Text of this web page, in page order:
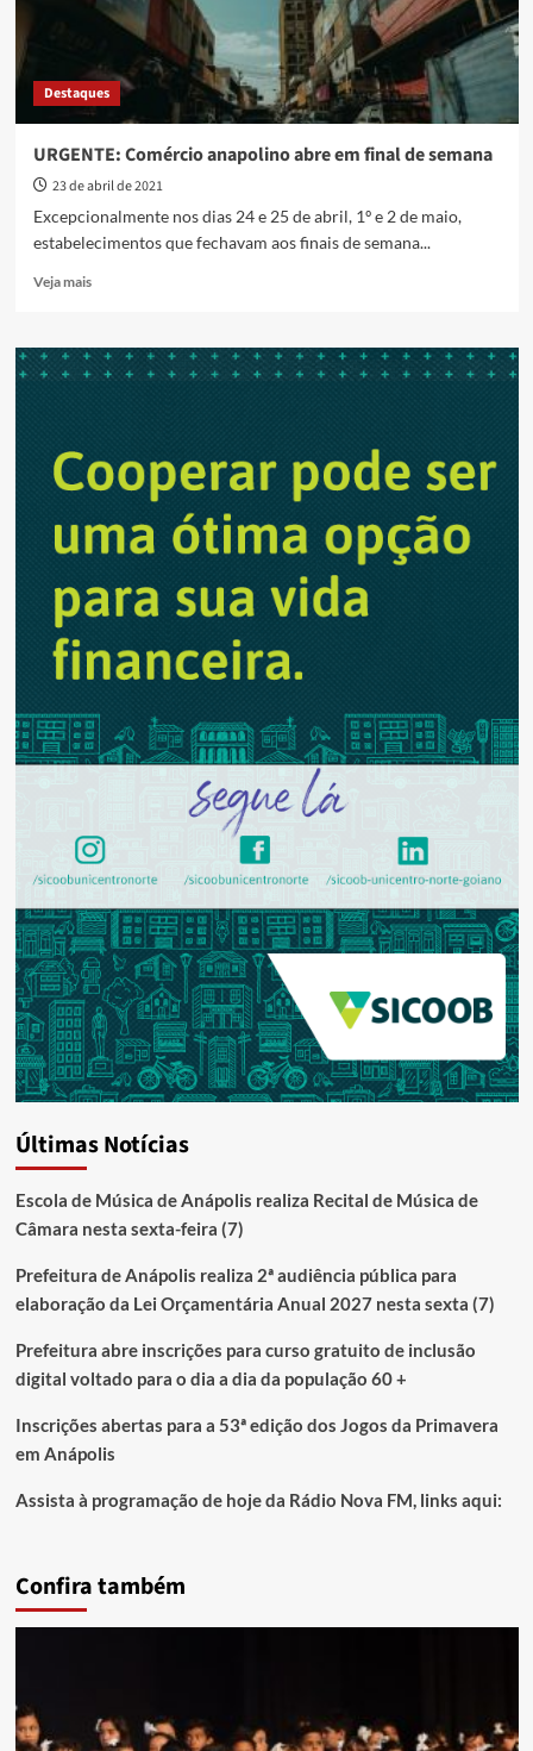
Destaques
URGENTE: Comércio anapolino abre em final de semana
23 de abril de 2021
Excepcionalmente nos dias 24 e 25 de abril, 1º e 2 de maio,
estabelecimentos que fechavam aos finais de semana...
Veja maisRead
URGENTE:
Comércio
final
de
Últimas Notícias
Escola de Música de Anápolis realiza Recital de Música de
Câmara nesta sexta-feira (7)
Prefeitura de Anápolis realiza 2ª audiência pública para
elaboração da Lei Orçamentária Anual 2027 nesta sexta (7)
Prefeitura abre inscrições para curso gratuito de inclusão
digital voltado para o dia a dia da população 60 +
Inscrições abertas para a 53ª edição dos Jogos da Primavera
em Anápolis
Assista à programação de hoje da Rádio Nova FM, links aqui:
Confira também